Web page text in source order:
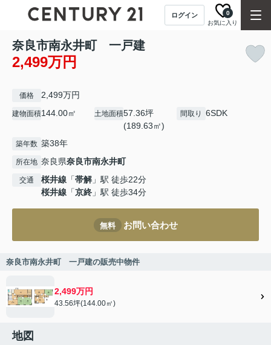
ログイン
お気に入り
0
奈良市南永井町 一戸建
2,499万円
価格 2,499万円
建物面積144.00㎡ 土地面積57.36坪
(189.63㎡)
間取り 6SDK
築年数 築38年
所在地 奈良県奈良市南永井町
交通 桜井線 「帯解」駅 徒歩22分
桜井線 「京終 」駅 徒歩34分
無料 お問い合わせ
奈良市南永井町 一戸建の販売中物件
2,499万円
43.56坪(144.00㎡)
地図